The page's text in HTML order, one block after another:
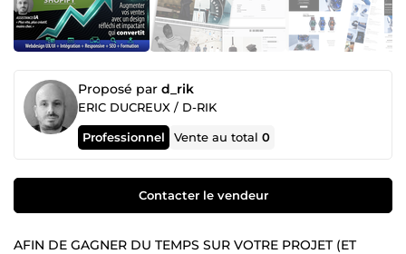
Proposé par d_rik
ERIC DUCREUX / D-RIK
Professionnel Vente au total0
Contacter le vendeur
AFIN DE GAGNER DU TEMPS SUR VOTRE PROJET (ET